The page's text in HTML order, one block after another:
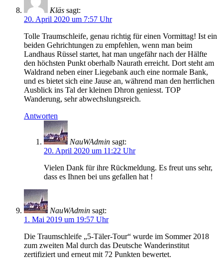
Kläs sagt:
20. April 2020 um 7:57 Uhr
Tolle Traumschleife, genau richtig für einen Vormittag! Ist ein
beiden Gehrichtungen zu empfehlen, wenn man beim
Landhaus Rüssel startet, hat man ungefähr nach der Hälfte
den höchsten Punkt oberhalb Naurath erreicht. Dort steht am
Waldrand neben einer Liegebank auch eine normale Bank,
und es bietet sich eine Jause an, während man den herrlichen
Ausblick ins Tal der kleinen Dhron geniesst. TOP
Wanderung, sehr abwechslungsreich.
Antworten
NauWAdmin sagt:
20. April 2020 um 11:22 Uhr
Vielen Dank für ihre Rückmeldung. Es freut uns sehr,
dass es Ihnen bei uns gefallen hat !
NauWAdmin sagt:
1. Mai 2019 um 19:57 Uhr
Die Traumschleife „5-Täler-Tour“ wurde im Sommer 2018
zum zweiten Mal durch das Deutsche Wanderinstitut
zertifiziert und erneut mit 72 Punkten bewertet.